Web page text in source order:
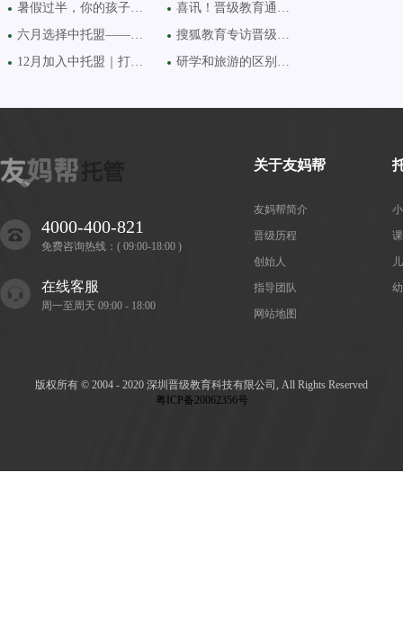
暑假过半，你的孩子还在
六月选择中托盟——把握
12月加入中托盟｜打造不一
喜讯！晋级教育通过国家
搜狐教育专访晋级教育创
研学和旅游的区别原来如
4000-400-821
免费咨询热线：( 09:00-18:00 )
在线客服
周一至周天 09:00 - 18:00
关于友妈帮
友妈帮简介
晋级历程
创始人
指导团队
网站地图
版权所有 © 2004 - 2020 深圳晋级教育科技有限公司, All Rights Reserved
粤ICP备20062356号